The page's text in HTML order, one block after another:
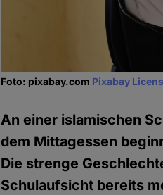
Foto: pixabay.com Pixabay
An einer islamischen
dem Mittagessen
Die strenge
Schulaufsicht bereits